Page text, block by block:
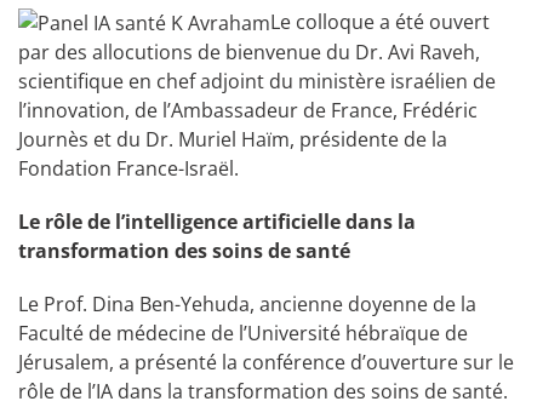
Le colloque a été ouvert
par des allocutions de bienvenue du Dr. Avi Raveh,
scientifique en chef adjoint du ministère israélien de
l’innovation, de l’Ambassadeur de France, Frédéric
Journès et du Dr. Muriel Haïm, présidente de la
Fondation France-Israël.
Le rôle de l’intelligence artificielle dans la
transformation des soins de santé
Le Prof. Dina Ben-Yehuda, ancienne doyenne de la
Faculté de médecine de l’Université hébraïque de
Jérusalem, a présenté la conférence d’ouverture sur le
rôle de l’IA dans la transformation des soins de santé.